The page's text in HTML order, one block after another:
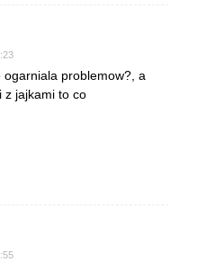
ogarniala problemow?, a
z jajkami to co